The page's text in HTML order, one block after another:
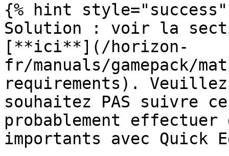
{% hint style="success"
Solution : voir la
[**ici**](/horizon-
fr/manuals/gamepack/
requirements).
souhaitez PAS suivre
probablement effectuer
importants avec Quick